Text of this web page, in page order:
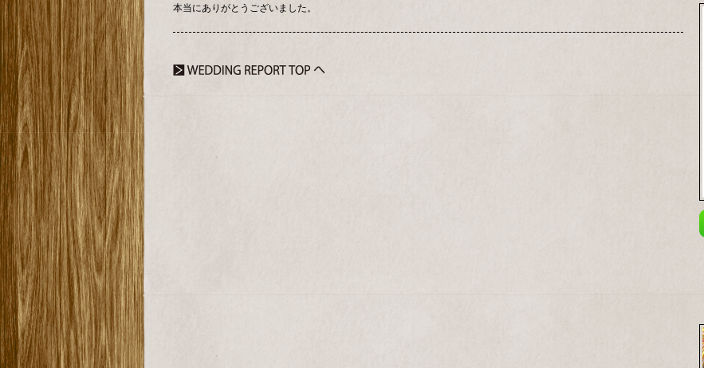
本当にありがとうございました。